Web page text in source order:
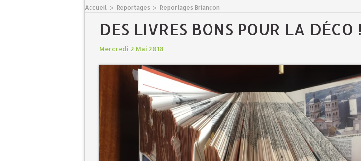
Accueil > Reportages > Reportages Briançon
DES LIVRES BONS POUR LA DÉCO !
Mercredi 2 Mai 2018